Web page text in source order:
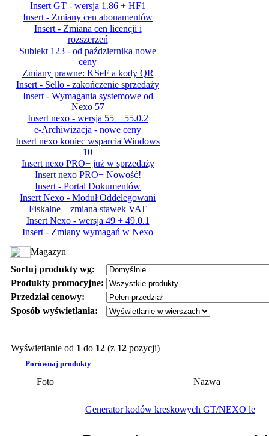
Insert GT - wersja 1.86 + HF1
Insert - Zmiany cen abonamentów
Insert - Zmiana cen licencji i
rozszerzeń
Subiekt 123 - od października nowe
ceny
Zmiany prawne: KSeF a kody QR
Insert - Sello - zakończenie sprzedaży
Insert - Wymagania systemowe od
Nexo 57
Insert nexo - wersja 55 + 55.0.2
e-Archiwizacja - nowe ceny
Insert nexo koniec wsparcia Windows
10
Insert nexo PRO+ już w sprzedaży
Insert nexo PRO+ Nowość!
Insert - Portal Dokumentów
Insert Nexo - Moduł Oddelegowani
Fiskalne – zmiana stawek VAT
Insert Nexo - wersja 49 + 49.0.1
Insert - Zmiany wymagań w Nexo
Magazyn
Sortuj produkty wg:
Produkty promocyjne:
Przedział cenowy:
Sposób wyświetlania:
Wyświetlanie od 1 do 12 (z 12 pozycji)
Porównaj produkty
Foto Nazwa
Generator kodów kreskowych GT/NEXO le